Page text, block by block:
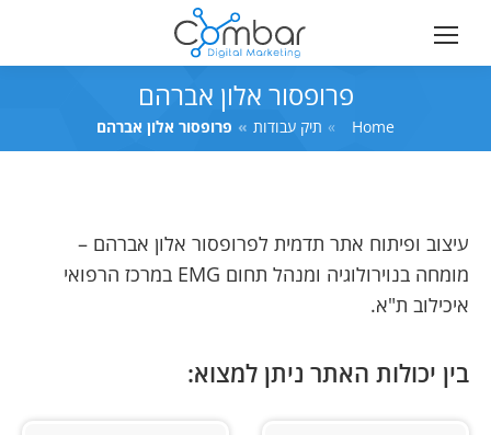
פרופסור אלון אברהם
You are here:
Home תיק עבודות פרופסור אלון אברהם
עיצוב ופיתוח אתר תדמית לפרופסור אלון אברהם –
מומחה בנוירולוגיה ומנהל תחום EMG במרכז הרפואי
איכילוב ת"א.
בין יכולות האתר ניתן למצוא: